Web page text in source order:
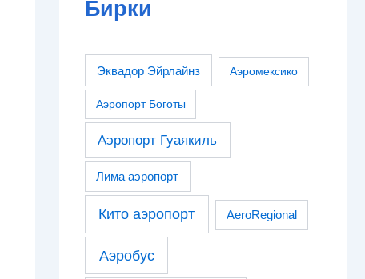
Бирки
Эквадор Эйрлайнз Аэромексико
Аэропорт Боготы
Аэропорт Гуаякиль
Лима аэропорт
Кито аэропорт AeroRegional
Аэробус